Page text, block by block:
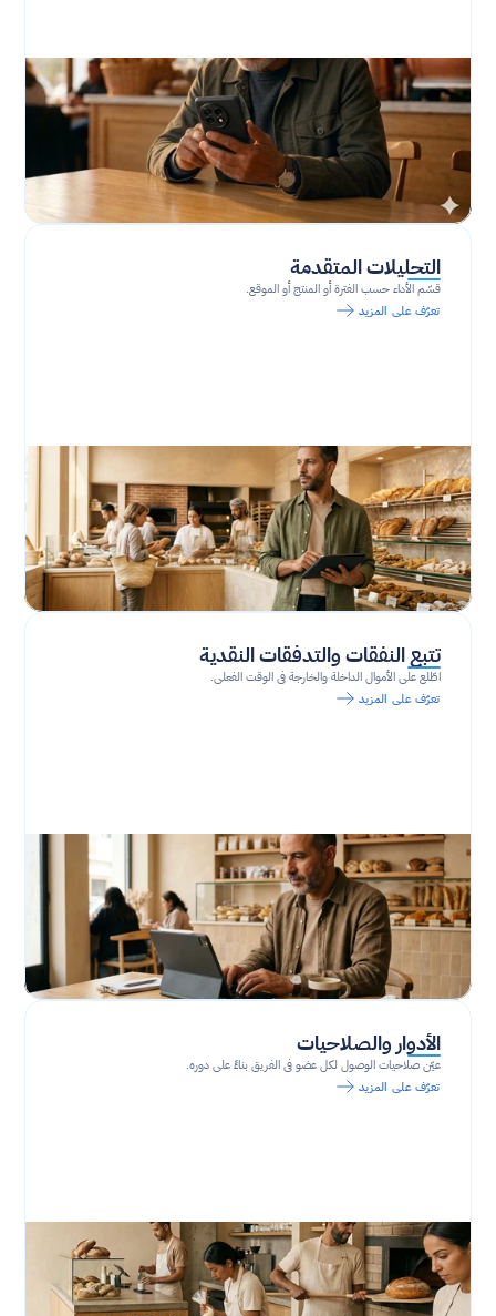
التحليلات المتقدمة
قسّم الأداء حسب الفترة أو المنتج أو الموقع.
تعرّف على المزيد
تتبع النفقات والتدفقات النقدية
اطّلع على الأموال الداخلة والخارجة في الوقت الفعلي.
تعرّف على المزيد
الأدوار والصلاحيات
عيّن صلاحيات الوصول لكل عضو في الفريق بناءً على دوره.
تعرّف على المزيد